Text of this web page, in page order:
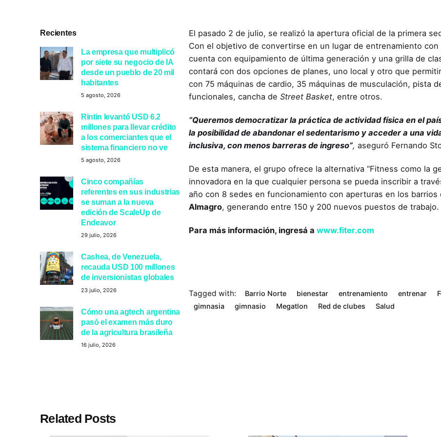
Recientes
La empresa que multiplicó
por siete su negocio de IA
desde un pueblo de 20 mil
habitantes
5 agosto, 2026
Rintin levantó USD 6.2
millones para llevar crédito
a los comerciantes que el
sistema financiero no ve
5 agosto, 2026
Cinco compañías
referentes en sus industrias
se suman a la nueva
edición de ScaleUp de
Endeavor
29 julio, 2026
Cashea, de Venezuela,
recauda USD 100 millones
de inversionistas globales
23 julio, 2026
Cómo una agtech argentina
pasó el examen más duro
de la agricultura brasileña
16 julio, 2026
El pasado 2 de julio, se realizó la apertura oficial de la primera
Con el objetivo de convertirse en un lugar de entrenamiento
cuenta con equipamiento de última generación y una grilla de
contará con dos opciones de planes, uno local y otro que
con 75 máquinas de cardio, 35 máquinas de musculación, pista
funcionales, cancha de Street Basket, entre otros.
“Queremos democratizar la práctica de actividad física en el
la posibilidad de abandonar el sedentarismo y acceder a una
inclusiva, con menos barreras de ingreso”, aseguró Fernando
De esta manera, el grupo ofrece la alternativa “Fitness como la
innovadora en la que cualquier persona se pueda inscribir a
año con 8 sedes en funcionamiento con aperturas en los barrios
Almagro, generando entre 150 y 200 nuevos puestos de trabajo.
Para más información, ingresá a www.fiter.com
Tagged with: Barrio Norte bienestar entrenamiento entrenar
gimnasia
gimnasio Megatlon Red de clubes Salud
Related Posts